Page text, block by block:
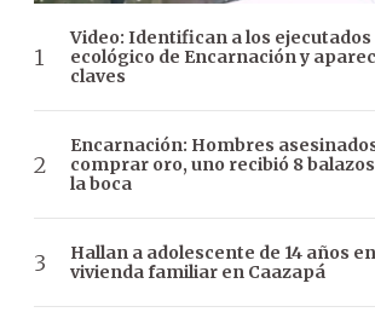
Video: Identifican a los
ecológico de Encarnación y
claves
Encarnación: Hombres
comprar oro, uno recibió 8
la boca
Hallan a adolescente de 14 años
vivienda familiar en Caazapá